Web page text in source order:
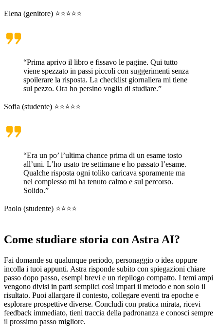
Elena (genitore) ⭐⭐⭐⭐⭐
“Prima aprivo il libro e fissavo le pagine. Qui tutto
viene spezzato in passi piccoli con suggerimenti senza
spoilerare la risposta. La checklist giornaliera mi tiene
sul pezzo. Ora ho persino voglia di studiare.”
Sofia (studente) ⭐⭐⭐⭐⭐
“Era un po’ l’ultima chance prima di un esame tosto
all’uni. L’ho usato tre settimane e ho passato l’esame.
Qualche risposta ogni toliko caricava sporamente ma
nel complesso mi ha tenuto calmo e sul percorso.
Solido.”
Paolo (studente) ⭐⭐⭐⭐
Come studiare storia con Astra AI?
Fai domande su qualunque periodo, personaggio o idea oppure
incolla i tuoi appunti. Astra risponde subito con spiegazioni chiare
passo dopo passo, esempi brevi e un riepilogo compatto. I temi ampi
vengono divisi in parti semplici così impari il metodo e non solo il
risultato. Puoi allargare il contesto, collegare eventi tra epoche e
esplorare prospettive diverse. Concludi con pratica mirata, ricevi
feedback immediato, tieni traccia della padronanza e conosci sempre
il prossimo passo migliore.